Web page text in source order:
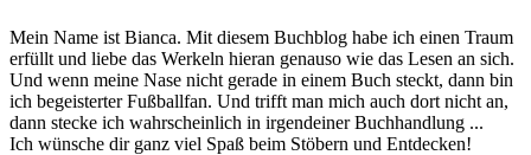
Mein Name ist Bianca. Mit diesem Buchblog habe ich einen Traum
erfüllt und liebe das Werkeln hieran genauso wie das Lesen an sich.
Und wenn meine Nase nicht gerade in einem Buch steckt, dann bin
ich begeisterter Fußballfan. Und trifft man mich auch dort nicht an,
dann stecke ich wahrscheinlich in irgendeiner Buchhandlung ...
Ich wünsche dir ganz viel Spaß beim Stöbern und Entdecken!